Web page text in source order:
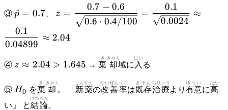
③ \hat{p}
= 0.7
p
^ = 0.7、
z = \dfrac{0.7 -
0.6}{\sqrt{0.6
\cdot 0.4 /
100}} =
\dfrac{0.1}
{\sqrt{0.0024}}
\approx
\dfrac{0.1}
z =
0.6 ⋅ 0.4/100
0.7 − 0.6
=
0.0024
0.1
≈
0.04899
0.1
≈ 2.04
④ z
2.04 >
1.645
z ≈ 2.04 > 1.645 →棄
き
却
きゃく
域に 入
はい
る
⑤ H_0
H0 を棄
き
却
きゃく
。 「 新薬
しんやく
の改善
かいぜん
率
りつ
は既存
きそん
治療
ちりょう
より 有意
ゆうい
に高
たか
い」 と結
けつ
論
ろん
。